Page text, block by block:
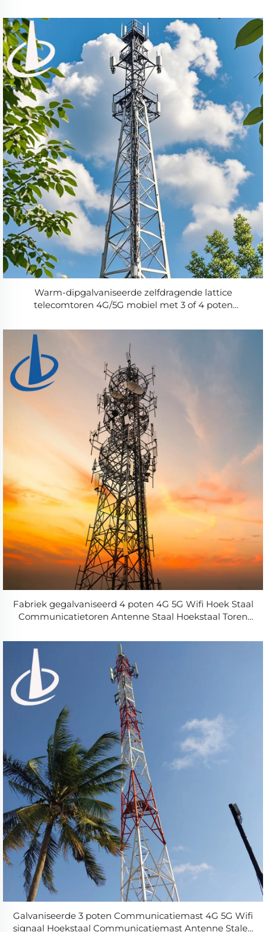
Warm-dipgalvaniseerde zelfdragende lattice
telecomtoren 4G/5G mobiel met 3 of 4 poten
Fabriek gegalvaniseerd 4 poten 4G 5G Wifi Hoek Staal
Communicatietoren Antenne Staal Hoekstaal Toren
Galvaniseerde 3 poten Communicatiemast 4G 5G Wifi
signaal Hoekstaal Communicatiemast Antenne Stalen